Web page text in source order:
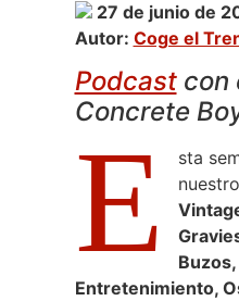
27 de junio de
Autor: Coge el
Podcastcon
Concrete
E sta
Entretenimiento,